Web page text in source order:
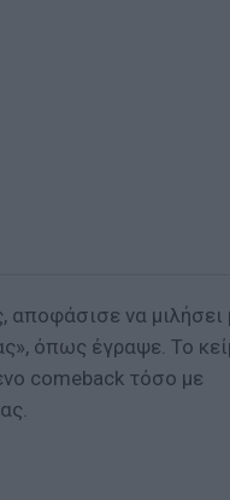
αποφάσισε να
όπως έγραψε. Το
comeback τόσο με